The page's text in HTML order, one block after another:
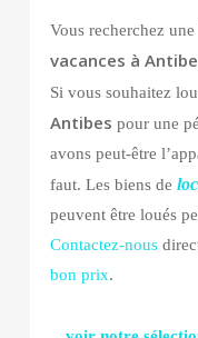
Vous recherchez une
vacances à
Si vous souhaitez
Antibes pour une
avons peut-être
faut. Les biens de
peuvent être loués
Contactez-nous
bon prix.